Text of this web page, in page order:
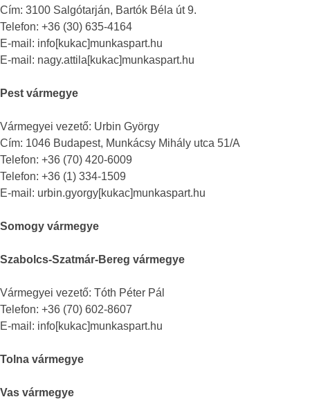
Cím: 3100 Salgótarján, Bartók Béla út 9.
Telefon: +36 (30) 635-4164
E-mail: info[kukac]munkaspart.hu
E-mail: nagy.attila[kukac]munkaspart.hu
Pest vármegye
Vármegyei vezető: Urbin György
Cím: 1046 Budapest, Munkácsy Mihály utca 51/A
Telefon: +36 (70) 420-6009
Telefon: +36 (1) 334-1509
E-mail: urbin.gyorgy[kukac]munkaspart.hu
Somogy vármegye
Szabolcs-Szatmár-Bereg vármegye
Vármegyei vezető: Tóth Péter Pál
Telefon: +36 (70) 602-8607
E-mail: info[kukac]munkaspart.hu
Tolna vármegye
Vas vármegye